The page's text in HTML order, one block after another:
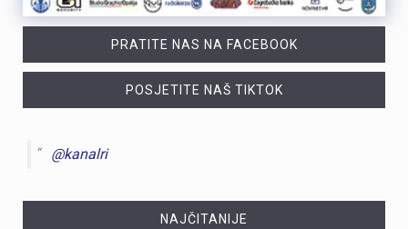
PRATITE NAS NA FACEBOOK
POSJETITE NAŠ TIKTOK
@kanalri
NAJČITANIJE